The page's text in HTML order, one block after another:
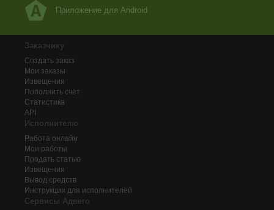
Приложение для Android
Заказчику
Создать заказ
Мои заказы
Извещения
Пополнить счёт
Статистика
API
Исполнителю
Работа онлайн
Мои работы
Продать статью
Извещения
Вывод средств
Инструкции для исполнителей
Сервисы Адвего